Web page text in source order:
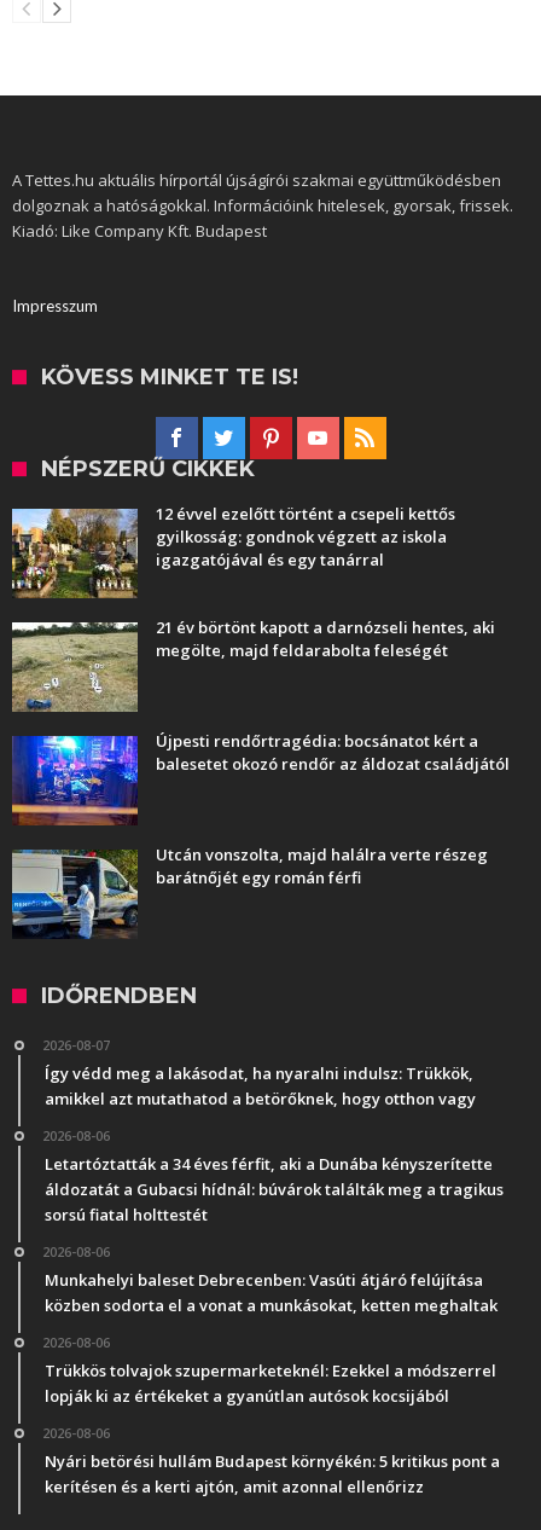
A Tettes.hu aktuális hírportál újságírói szakmai együttműködésben
dolgoznak a hatóságokkal. Információink hitelesek, gyorsak, frissek.
Kiadó: Like Company Kft. Budapest
Impresszum
KÖVESS MINKET TE IS!
NÉPSZERŰ CIKKEK
12 évvel ezelőtt történt a csepeli kettős
gyilkosság: gondnok végzett az iskola
igazgatójával és egy tanárral
21 év börtönt kapott a darnózseli hentes, aki
megölte, majd feldarabolta feleségét
Újpesti rendőrtragédia: bocsánatot kért a
balesetet okozó rendőr az áldozat családjától
Utcán vonszolta, majd halálra verte részeg
barátnőjét egy román férfi
IDŐRENDBEN
2026-08-07
Így védd meg a lakásodat, ha nyaralni indulsz: Trükkök,
amikkel azt mutathatod a betörőknek, hogy otthon vagy
2026-08-06
Letartóztatták a 34 éves férfit, aki a Dunába kényszerítette
áldozatát a Gubacsi hídnál: búvárok találták meg a tragikus
sorsú fiatal holttestét
2026-08-06
Munkahelyi baleset Debrecenben: Vasúti átjáró felújítása
közben sodorta el a vonat a munkásokat, ketten meghaltak
2026-08-06
Trükkös tolvajok szupermarketeknél: Ezekkel a módszerrel
lopják ki az értékeket a gyanútlan autósok kocsijából
2026-08-06
Nyári betörési hullám Budapest környékén: 5 kritikus pont a
kerítésen és a kerti ajtón, amit azonnal ellenőrizz